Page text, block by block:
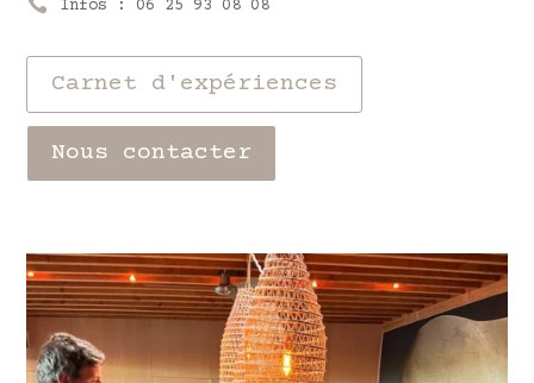
Infos : 06 25 93 08 08
Carnet d'expériences
Nous contacter